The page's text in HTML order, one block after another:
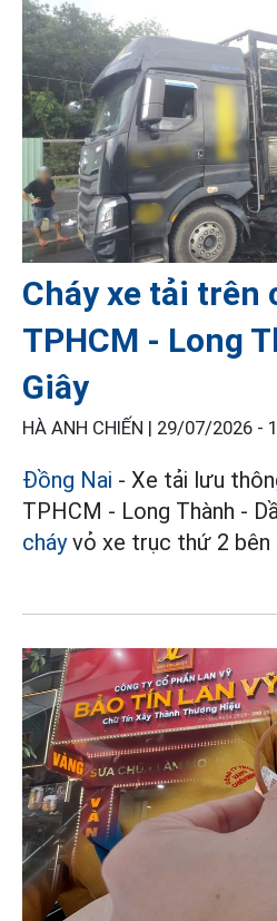
Cháy xe tải trên
TPHCM - Long
Giây
HÀ ANH CHIẾN | 29/07/2026 -
Đồng Nai - Xe tải lưu
TPHCM - Long Thành -
cháyvỏ xe trục thứ 2 bên